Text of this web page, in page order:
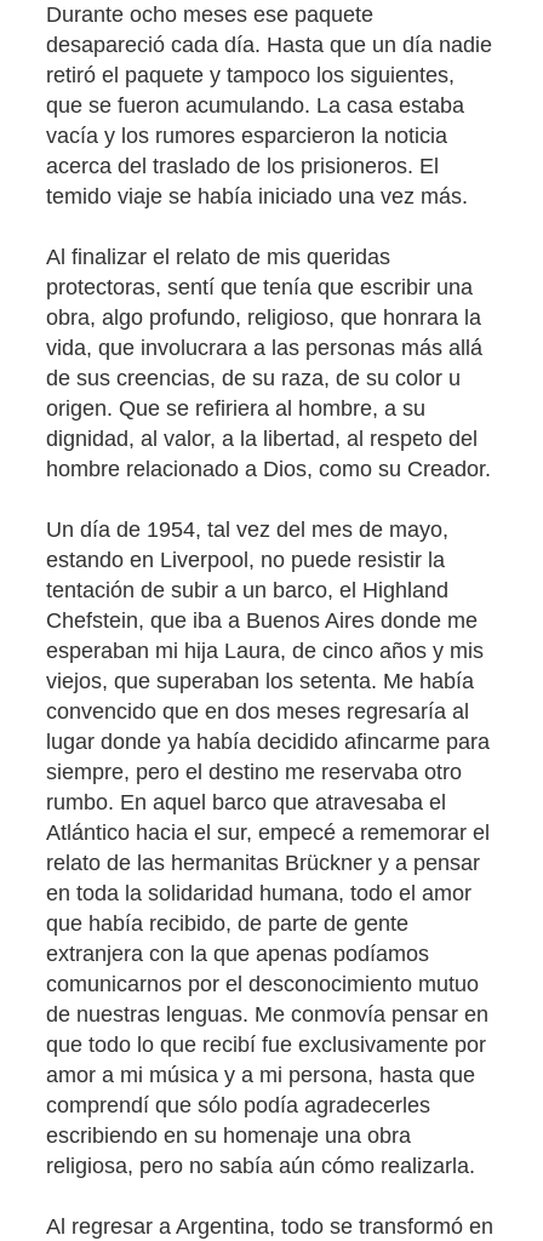
Durante ocho meses ese paquete
desapareció cada día. Hasta que un día nadie
retiró el paquete y tampoco los siguientes,
que se fueron acumulando. La casa estaba
vacía y los rumores esparcieron la noticia
acerca del traslado de los prisioneros. El
temido viaje se había iniciado una vez más.
Al finalizar el relato de mis queridas
protectoras, sentí que tenía que escribir una
obra, algo profundo, religioso, que honrara la
vida, que involucrara a las personas más allá
de sus creencias, de su raza, de su color u
origen. Que se refiriera al hombre, a su
dignidad, al valor, a la libertad, al respeto del
hombre relacionado a Dios, como su Creador.
Un día de 1954, tal vez del mes de mayo,
estando en Liverpool, no puede resistir la
tentación de subir a un barco, el Highland
Chefstein, que iba a Buenos Aires donde me
esperaban mi hija Laura, de cinco años y mis
viejos, que superaban los setenta. Me había
convencido que en dos meses regresaría al
lugar donde ya había decidido afincarme para
siempre, pero el destino me reservaba otro
rumbo. En aquel barco que atravesaba el
Atlántico hacia el sur, empecé a rememorar el
relato de las hermanitas Brückner y a pensar
en toda la solidaridad humana, todo el amor
que había recibido, de parte de gente
extranjera con la que apenas podíamos
comunicarnos por el desconocimiento mutuo
de nuestras lenguas. Me conmovía pensar en
que todo lo que recibí fue exclusivamente por
amor a mi música y a mi persona, hasta que
comprendí que sólo podía agradecerles
escribiendo en su homenaje una obra
religiosa, pero no sabía aún cómo realizarla.
Al regresar a Argentina, todo se transformó en